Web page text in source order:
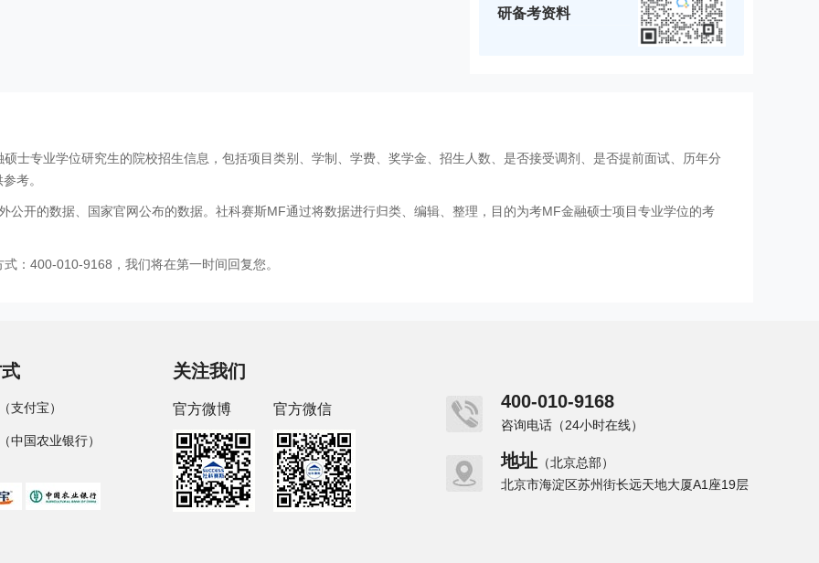
研备考资料
士专业学位研究生的院校招生信息，包括项目类别、学制、学费、奖学金、招生人数、是否接受调剂、是否提前面试、历年分
考。
公开的数据、国家官网公布的数据。社科赛斯MF通过将数据进行归类、编辑、整理，目的为考MF金融硕士项目专业学位的考
：400-010-9168，我们将在第一时间回复您。
支付宝）
中国农业银行）
关注我们
官方微博 官方微信 400-010-9168
咨询电话（24小时在线）
地址 （北京总部）
北京市海淀区苏州街长远天地大厦A1座19层